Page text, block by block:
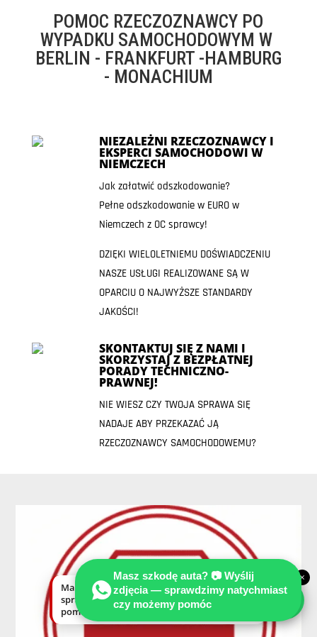
POMOC RZECZOZNAWCY PO
WYPADKU SAMOCHODOWYM W
BERLIN - FRANKFURT -HAMBURG
- MONACHIUM
NIEZALEŻNI RZECZOZNAWCY I
EKSPERCI SAMOCHODOWI W
NIEMCZECH
Jak załatwić odszkodowanie?
Pełne odszkodowanie w EURO w
Niemczech z OC sprawcy!
DZIĘKI WIELOLETNIEMU DOŚWIADCZENIU
NASZE USŁUGI REALIZOWANE SĄ W
OPARCIU O NAJWYŻSZE STANDARDY
JAKOŚCI!
SKONTAKTUJ SIĘ Z NAMI I
SKORZYSTAJ Z BEZPŁATNEJ
PORADY TECHNICZNO-
PRAWNEJ!
NIE WIESZ CZY TWOJA SPRAWA SIĘ
NADAJE ABY PRZEKAZAĆ JĄ
RZECZOZNAWCY SAMOCHODOWEMU?
Masz szkodę auta? 📷 Wyślij
zdjęcia — sprawdzimy natychmiast
czy możemy pomóc
×
Masz szkodę auta? Wyślij zdjęcia —
sprawdzimy natychmiast, czy możemy
pomóc.